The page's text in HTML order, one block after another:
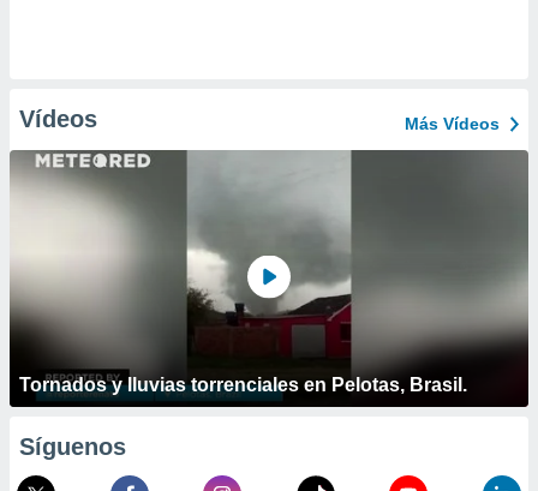
Vídeos Más Vídeos
Tornados y lluvias torrenciales en Pelotas, Brasil.
Síguenos